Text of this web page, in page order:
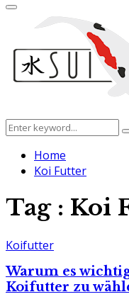
Primary
Menu
Search
Home
Koi Futter
Tag : Koi
Koifutter
Warum es
Koifutter zu